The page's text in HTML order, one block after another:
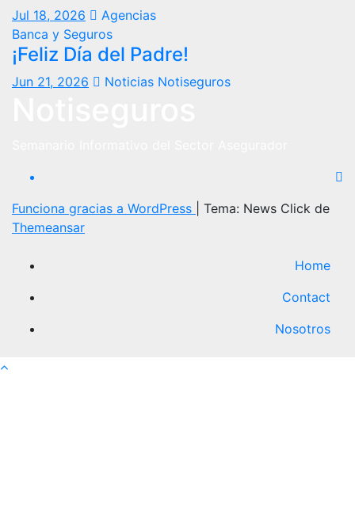
Jul 18, 2026
Agencias
Banca y Seguros
¡Feliz Día del Padre!
Jun 21, 2026 Noticias Notiseguros
Funciona gracias a WordPress
Tema: News Click de
Themeansar
Home
Contact
Nosotros